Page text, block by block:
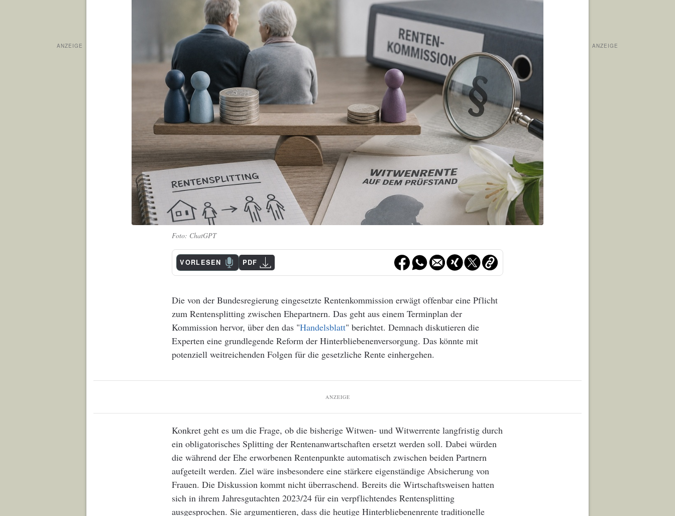
ChatGPT
VORLESEN PDF
Die von der Bundesregierung eingesetzte Rentenkommission erwägt offenbar eine Pflicht
zum Rentensplitting zwischen Ehepartnern. Das geht aus einem Terminplan der
Kommission hervor, über den das "Handelsblatt" berichtet. Demnach diskutieren die
Experten eine grundlegende Reform der Hinterbliebenenversorgung. Das könnte mit
potenziell weitreichenden Folgen für die gesetzliche Rente einhergehen.
ANZEIGE
Konkret geht es um die Frage, ob die bisherige Witwen- und Witwerrente langfristig durch
ein obligatorisches Splitting der Rentenanwartschaften ersetzt werden soll. Dabei würden
die während der Ehe erworbenen Rentenpunkte automatisch zwischen beiden Partnern
aufgeteilt werden. Ziel wäre insbesondere eine stärkere eigenständige Absicherung von
Frauen. Die Diskussion kommt nicht überraschend. Bereits die Wirtschaftsweisen hatten
sich in ihrem Jahresgutachten 2023/24 für ein verpflichtendes Rentensplitting
ausgesprochen. Sie argumentieren, dass die heutige Hinterbliebenenrente traditionelle
ANZEIGE ANZEIGE